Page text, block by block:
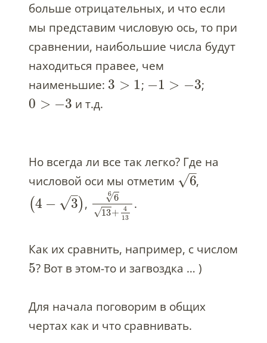
больше отрицательных, и что если
мы представим числовую ось, то при
сравнении, наибольшие числа будут
находиться правее, чем
наименьшие: 3 > 1; −1 > −3;
0 > −3 и т.д.
Но всегда ли все так легко? Где на
числовой оси мы отметим
6
–
√ ,
(4 − 3
–
√ ), 6
√
6
13
√ + 4
13
.
Как их сравнить, например, с числом
5? Вот в этом-то и загвоздка … )
Для начала поговорим в общих
чертах как и что сравнивать.